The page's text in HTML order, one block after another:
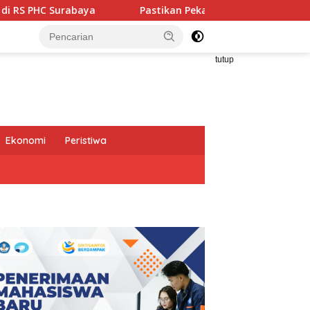
Pastikan Pekayanan Maksimal, Direksi Jasa Raharja
tutup
Ekonomi Peristiwa